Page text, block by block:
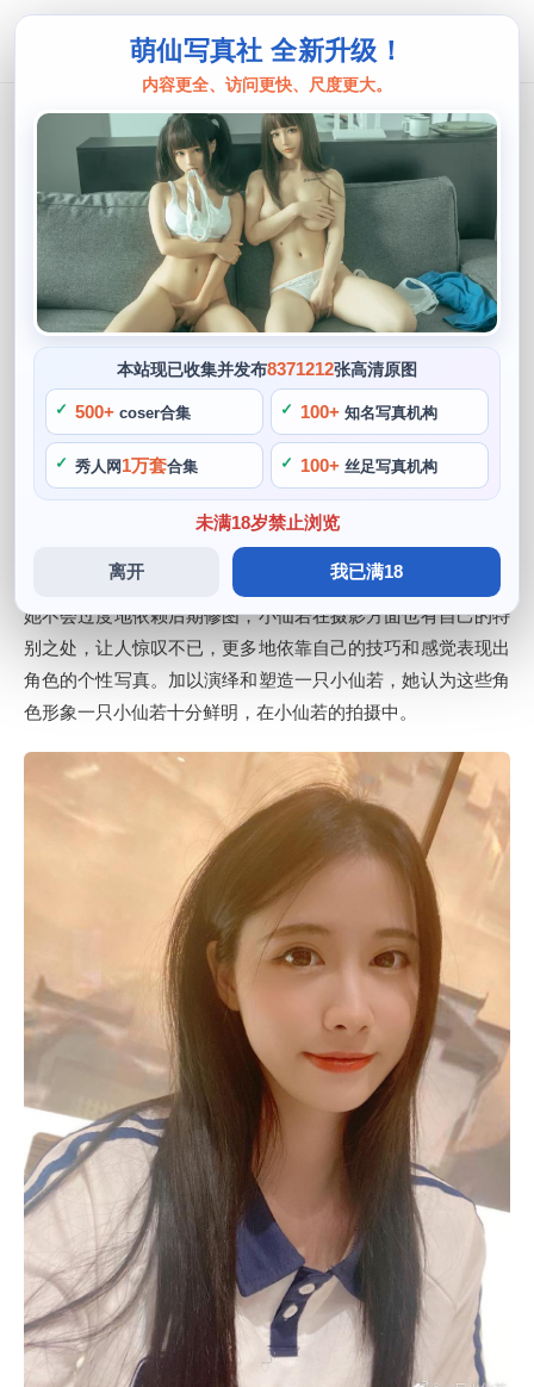
萌仙写真社 全新升级！
内容更全、访问更快、尺度更大。
本站现已收集并发布8371212张高清原图
500+ coser合集 100+ 知名写真机构
秀人网 1万套合集 100+ 丝足写真机构
未满18岁禁止浏览
离开 我已满18
一只小仙若
分享一只小仙若写真摄影技巧
阙知风
2024 年 5 月 15 日 13:42:29
415
首页 > 一只小仙若 > 正文
小仙若以她的创造和独特的摄影技巧成为了cos博主中的佼佼
者，作为中国cos界的翘楚，一只小仙若以其精湛的摄影技巧
和精美的cos作品在网络中备受瞩目，她经常会参考游戏中角
色的剧情和特点。她的作品每一张都是精心构思，在cosplay
时会让她更有感觉和灵感。她习惯使用亲眼写真观察和感受光
线的方式来寻找最佳的拍摄角度，对于刚刚开始摄影的人来
她不会过度地依赖后期修图，小仙若在摄影方面也有自己的特
别之处，让人惊叹不已，更多地依靠自己的技巧和感觉表现出
角色的个性写真。加以演绎和塑造一只小仙若，她认为这些角
色形象一只小仙若十分鲜明，在小仙若的拍摄中。